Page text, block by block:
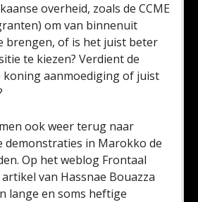
overheid, zoals de CCME
om van binnenuit
brengen, of is het juist beter
te kiezen? Verdient de
koning aanmoediging of juist
ook weer terug naar
demonstraties in Marokko de
Op het weblog Frontaal
van Hassnae Bouazza
lange en soms heftige